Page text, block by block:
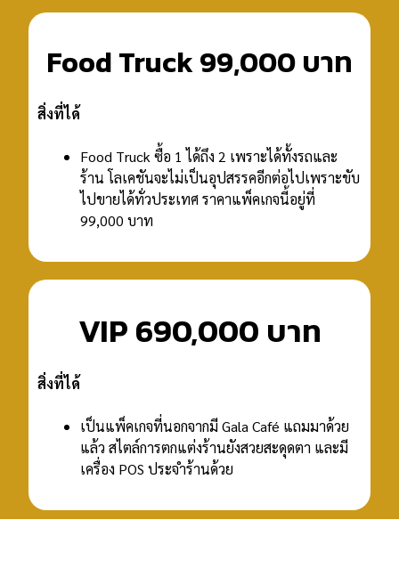
Food Truck 99,000 บาท
สิ่งที่ได้
Food Truck ซื้อ 1 ได้ถึง 2 เพราะได้ทั้งรถและ
ร้าน โลเคชันจะไม่เป็นอุปสรรคอีกต่อไปเพราะขับ
ไปขายได้ทั่วประเทศ ราคาแพ็คเกจนี้อยู่ที่
99,000 บาท
VIP 690,000 บาท
สิ่งที่ได้
เป็นแพ็คเกจที่นอกจากมี Gala Café แถมมาด้วย
แล้ว สไตล์การตกแต่งร้านยังสวยสะดุดตา และมี
เครื่อง POS ประจำร้านด้วย